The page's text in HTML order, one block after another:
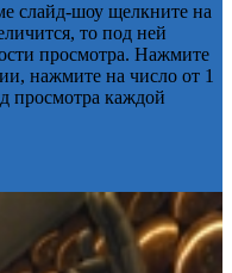
слайд-шоу щелкните на
то под ней
просмотра. Нажмите
нажмите на число от 1
просмотра каждой